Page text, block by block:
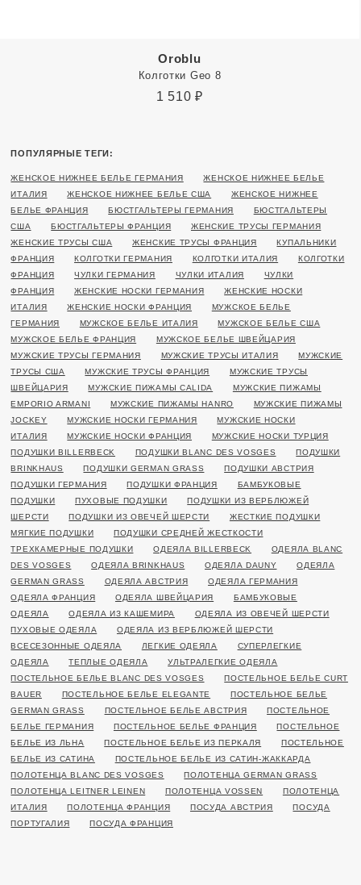
Oroblu
Колготки Geo 8
1 510 ₽
ПОПУЛЯРНЫЕ ТЕГИ:
ЖЕНСКОЕ НИЖНЕЕ БЕЛЬЕ ГЕРМАНИЯ
ЖЕНСКОЕ НИЖНЕЕ БЕЛЬЕ
ИТАЛИЯ
ЖЕНСКОЕ НИЖНЕЕ БЕЛЬЕ США
ЖЕНСКОЕ НИЖНЕЕ
БЕЛЬЕ ФРАНЦИЯ
БЮСТГАЛЬТЕРЫ ГЕРМАНИЯ
БЮСТГАЛЬТЕРЫ
США
БЮСТГАЛЬТЕРЫ ФРАНЦИЯ
ЖЕНСКИЕ ТРУСЫ ГЕРМАНИЯ
ЖЕНСКИЕ ТРУСЫ США
ЖЕНСКИЕ ТРУСЫ ФРАНЦИЯ
КУПАЛЬНИКИ
ФРАНЦИЯ
КОЛГОТКИ ГЕРМАНИЯ КОЛГОТКИ ИТАЛИЯ
КОЛГОТКИ
ФРАНЦИЯ
ЧУЛКИ ГЕРМАНИЯ ЧУЛКИ ИТАЛИЯ
ЧУЛКИ
ФРАНЦИЯ
ЖЕНСКИЕ НОСКИ ГЕРМАНИЯ
ЖЕНСКИЕ НОСКИ
ИТАЛИЯ
ЖЕНСКИЕ НОСКИ ФРАНЦИЯ
МУЖСКОЕ БЕЛЬЕ
ГЕРМАНИЯ
МУЖСКОЕ БЕЛЬЕ ИТАЛИЯ
МУЖСКОЕ БЕЛЬЕ США
МУЖСКОЕ БЕЛЬЕ ФРАНЦИЯ
МУЖСКОЕ БЕЛЬЕ ШВЕЙЦАРИЯ
МУЖСКИЕ ТРУСЫ ГЕРМАНИЯ
МУЖСКИЕ ТРУСЫ ИТАЛИЯ
МУЖСКИЕ
ТРУСЫ США
МУЖСКИЕ ТРУСЫ ФРАНЦИЯ
МУЖСКИЕ ТРУСЫ
ШВЕЙЦАРИЯ
МУЖСКИЕ ПИЖАМЫ CALIDA
МУЖСКИЕ ПИЖАМЫ
EMPORIO ARMANI
МУЖСКИЕ ПИЖАМЫ HANRO
МУЖСКИЕ ПИЖАМЫ
JOCKEY
МУЖСКИЕ НОСКИ ГЕРМАНИЯ
МУЖСКИЕ НОСКИ
ИТАЛИЯ
МУЖСКИЕ НОСКИ ФРАНЦИЯ
МУЖСКИЕ НОСКИ ТУРЦИЯ
ПОДУШКИ BILLERBECK
ПОДУШКИ BLANC DES VOSGES
ПОДУШКИ
BRINKHAUS
ПОДУШКИ GERMAN GRASS
ПОДУШКИ АВСТРИЯ
ПОДУШКИ ГЕРМАНИЯ
ПОДУШКИ ФРАНЦИЯ
БАМБУКОВЫЕ
ПОДУШКИ
ПУХОВЫЕ ПОДУШКИ
ПОДУШКИ ИЗ ВЕРБЛЮЖЕЙ
ШЕРСТИ
ПОДУШКИ ИЗ ОВЕЧЕЙ ШЕРСТИ
ЖЕСТКИЕ ПОДУШКИ
МЯГКИЕ ПОДУШКИ
ПОДУШКИ СРЕДНЕЙ ЖЕСТКОСТИ
ТРЕХКАМЕРНЫЕ ПОДУШКИ
ОДЕЯЛА BILLERBECK
ОДЕЯЛА BLANC
DES VOSGES
ОДЕЯЛА BRINKHAUS ОДЕЯЛА DAUNY
ОДЕЯЛА
GERMAN GRASS
ОДЕЯЛА АВСТРИЯ
ОДЕЯЛА ГЕРМАНИЯ
ОДЕЯЛА ФРАНЦИЯ
ОДЕЯЛА ШВЕЙЦАРИЯ
БАМБУКОВЫЕ
ОДЕЯЛА
ОДЕЯЛА ИЗ КАШЕМИРА
ОДЕЯЛА ИЗ ОВЕЧЕЙ ШЕРСТИ
ПУХОВЫЕ ОДЕЯЛА
ОДЕЯЛА ИЗ ВЕРБЛЮЖЕЙ ШЕРСТИ
ВСЕСЕЗОННЫЕ ОДЕЯЛА
ЛЕГКИЕ ОДЕЯЛА
СУПЕРЛЕГКИЕ
ОДЕЯЛА
ТЕПЛЫЕ ОДЕЯЛА
УЛЬТРАЛЕГКИЕ ОДЕЯЛА
ПОСТЕЛЬНОЕ БЕЛЬЕ BLANC DES VOSGES
ПОСТЕЛЬНОЕ БЕЛЬЕ CURT
BAUER
ПОСТЕЛЬНОЕ БЕЛЬЕ ELEGANTE
ПОСТЕЛЬНОЕ БЕЛЬЕ
GERMAN GRASS
ПОСТЕЛЬНОЕ БЕЛЬЕ АВСТРИЯ
ПОСТЕЛЬНОЕ
БЕЛЬЕ ГЕРМАНИЯ
ПОСТЕЛЬНОЕ БЕЛЬЕ ФРАНЦИЯ
ПОСТЕЛЬНОЕ
БЕЛЬЕ ИЗ ЛЬНА
ПОСТЕЛЬНОЕ БЕЛЬЕ ИЗ ПЕРКАЛЯ
ПОСТЕЛЬНОЕ
БЕЛЬЕ ИЗ САТИНА
ПОСТЕЛЬНОЕ БЕЛЬЕ ИЗ САТИН-ЖАККАРДА
ПОЛОТЕНЦА BLANC DES VOSGES
ПОЛОТЕНЦА GERMAN GRASS
ПОЛОТЕНЦА LEITNER LEINEN
ПОЛОТЕНЦА VOSSEN
ПОЛОТЕНЦА
ИТАЛИЯ
ПОЛОТЕНЦА ФРАНЦИЯ ПОСУДА АВСТРИЯ
ПОСУДА
ПОРТУГАЛИЯ
ПОСУДА ФРАНЦИЯ